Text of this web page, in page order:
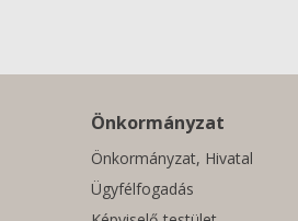
Önkormányzat
Önkormányzat, Hivatal
Ügyfélfogadás